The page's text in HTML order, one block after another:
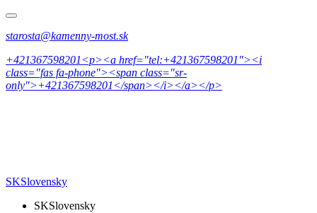
starosta@kamenny-most.sk
+421367598201<p><a href="tel:+421367598201"><i
class="fas fa-phone"><span class="sr-
only">+421367598201</span></i></a></p>
SKSlovensky
SKSlovensky